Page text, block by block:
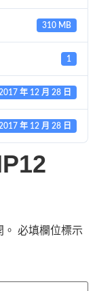
310 MB
1
年 12 月 28 日
年 12 月 28 日
必填欄位標示